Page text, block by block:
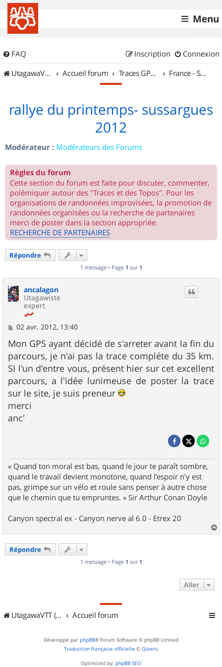
Menu
FAQ Connexion
Inscription
UtagawaVTT (Randos VTT et VTTAE avec traces GPS)
Accueil forum Traces GPS de randos VTT France - Sud Ouest
rallye du printemps- sussargues
2012
Modérateur : Modérateurs des Forums
Règles du forum
Cette section du forum est faite pour discuter, commenter,
polémiquer autour des "Traces et des Topos". Pour les
organisations de randonnées improvisées, la promotion de
randonnées organisées ou la recherche de partenaires
merci de poster dans la section appropriée.
RECHERCHE DE PARTENAIRES
Répondre
1 message • Page 1 sur 1
ancalagon
Utagawiste
expert
M
s
s
a
g
e
02 avr. 2012, 13:40
Mon GPS ayant décidé de s'arreter avant la fin du
parcours, je n'ai pas la trace compléte du 35 km.
SI l'un d'entre vous, présent hier sur cet excellent
parcours, a l'idée lunimeuse de poster la trace
sur le site, je suis preneur
merci
anc'
« Quand ton moral est bas, quand le jour te paraît sombre,
quand le travail devient monotone, quand l’espoir n’y est
pas, grimpe sur un vélo et roule sans penser à autre chose
que le chemin que tu empruntes. » Sir Arthur Conan Doyle
Canyon spectral ex - Canyon nerve al 6.0 - Etrex 20
a
Répondre
1 message • Page 1 sur 1
Aller
UtagawaVTT (Randos VTT et VTTAE avec traces GPS) Accueil forum
Développé par phpBB® Forum Software © phpBB Limited
Traduction française officielle © Qiaeru
Optimized by: phpBB SEO